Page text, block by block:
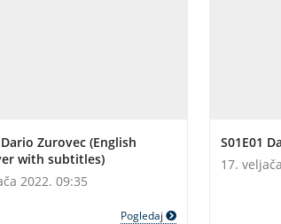
Dario Zurovec (English
with subtitles)
2022. 09:35
Pogledaj
S01E01
17.